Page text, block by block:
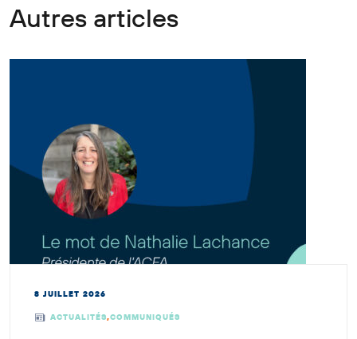
Autres articles
8 JUILLET 2026
ACTUALITÉS,COMMUNIQUÉS